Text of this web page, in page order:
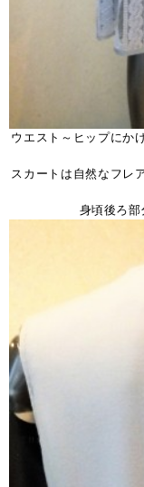
ウエスト～ヒップにか
スカートは自然なフレ
身頃後ろ部